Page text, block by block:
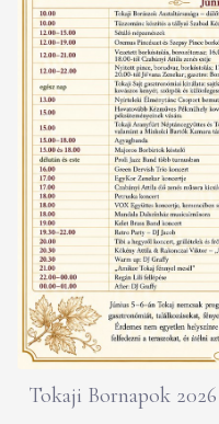
Tokaji Bornapok 2026